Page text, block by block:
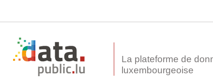
La plateforme de